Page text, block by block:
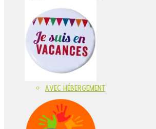
AVEC HÉBERGEMENT